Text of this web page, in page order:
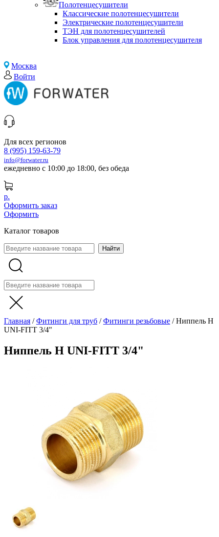
Полотенцесушители
Классические полотенцесушители
Электрические полотенцесушители
ТЭН для полотенцесушителей
Блок управления для полотенцесушителя
Москва
Войти
Для всех регионов
8 (995) 159-63-79
info@forwater.ru
ежедневно с 10:00 до 18:00, без обеда
р.
Оформить заказ
Оформить
Каталог товаров
Главная /Фитинги для труб /Фитинги резьбовые /Ниппель Н
UNI-FITT 3/4"
Ниппель Н UNI-FITT 3/4"